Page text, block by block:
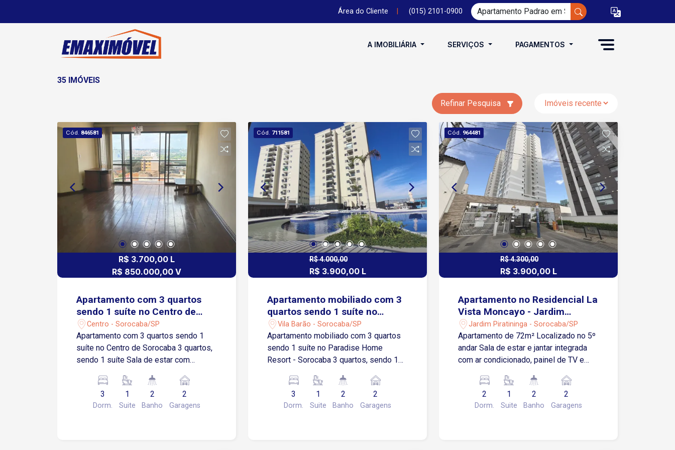
Área do Cliente (015) 2101-0900
A IMOBILIÁRIA SERVIÇOS PAGAMENTOS
35 IMÓVEIS
Refinar Pesquisa
Cód. 846581
R$ 3.700,00 L
R$ 850.000,00 V
Apartamento com 3 quartos
sendo 1 suíte no Centro de
Sorocaba
Centro - Sorocaba/SP
Apartamento com 3 quartos sendo 1
suíte no Centro de Sorocaba 3 quartos,
sendo 1 suíte Sala de estar com
armários modulados Área de serviços
Lavabo 2 vagas de garagem cobertas
Imóvel com ambientes amplos, bem
3
Dorm.
1
Suite
2
Banho
2
Garagens
Cód. 711581
R$ 4.000,00
R$ 3.900,00 L
Apartamento mobiliado com 3
quartos sendo 1 suíte no
Paradise Home Resort -
Sorocaba
Vila Barão - Sorocaba/SP
Apartamento mobiliado com 3 quartos
sendo 1 suíte no Paradise Home
Resort - Sorocaba 3 quartos, sendo 1
jantar e sala dois ambientes, com ar-
condicionado Varanda gourmet com
armário e sacada fechada com blindex
3
Dorm.
1
Suite
2
Banho
2
Garagens
Cód. 964481
R$ 4.300,00
R$ 3.900,00 L
Apartamento no Residencial La
Vista Moncayo - Jardim
Piratininga - Sorocaba/SP
Jardim Piratininga - Sorocaba/SP
Apartamento de 72m² Localizado no 5º
andar Sala de estar e jantar integrada
com ar condicionado, painel de TV e
com fechamento em vidro e vista livre
Cozinha planejada com armários, forno,
cooktop e exaustor Área de serviço
2
Dorm.
1
Suite
2
Banho
2
Garagens